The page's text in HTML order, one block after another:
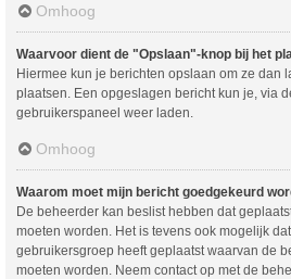
Omhoog
Waarvoor dient de "Opslaan"-knop bij het
Hiermee kun je berichten opslaan om ze dan
plaatsen. Een opgeslagen bericht kun je, via
gebruikerspaneel weer laden.
Omhoog
Waarom moet mijn bericht goedgekeurd
De beheerder kan beslist hebben dat
moeten worden. Het is tevens ook mogelijk
gebruikersgroep heeft geplaatst waarvan de
moeten worden. Neem contact op met de